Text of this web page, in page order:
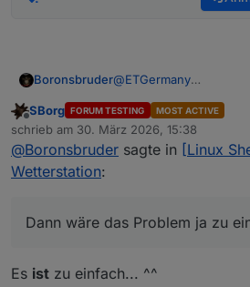
Boronsbruder@ETGermany
Wie du siehst sind
Offline
SBorg FORUM TESTING MOST ACTIVE
schrieb am 30. März 2026, 15:38
zuletzt editiert von
@Boronsbruder sagte in [Linux
Wetterstation:
Dann wäre das Problem ja zu
Es ist zu einfach... ^^